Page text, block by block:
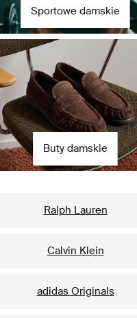
Sportowe damskie
Buty damskie
Ralph Lauren
Calvin Klein
adidas Originals